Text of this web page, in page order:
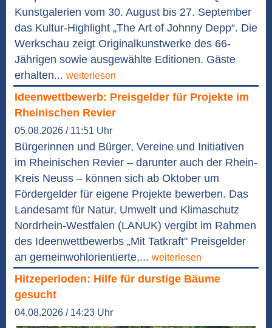
Kunstgalerien vom 30. August bis 27. September
das Kultur-Highlight „The Art of Johnny Depp“. Die
Werkschau zeigt Originalkunstwerke des 66-
Jährigen sowie ausgewählte Editionen. Gäste
erhalten... weiterlesen
Ideenwettbewerb: Preisgelder für Projekte im
Rheinischen Revier
05.08.2026 / 11:51 Uhr
Bürgerinnen und Bürger, Vereine und Initiativen
im Rheinischen Revier – darunter auch der Rhein-
Kreis Neuss – können sich ab Oktober um
Fördergelder für eigene Projekte bewerben. Das
Landesamt für Natur, Umwelt und Klimaschutz
Nordrhein-Westfalen (LANUK) vergibt im Rahmen
des Ideenwettbewerbs „Mit Tatkraft" Preisgelder
an gemeinwohlorientierte,... weiterlesen
Hitzeperioden: Hilfe für durstige Bäume
gesucht
04.08.2026 / 14:23 Uhr